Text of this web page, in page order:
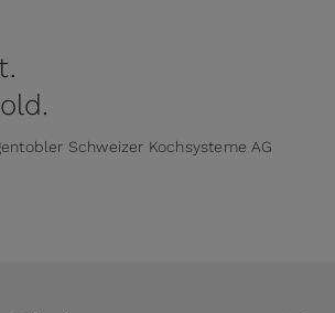
Schweizer Kochsysteme AG